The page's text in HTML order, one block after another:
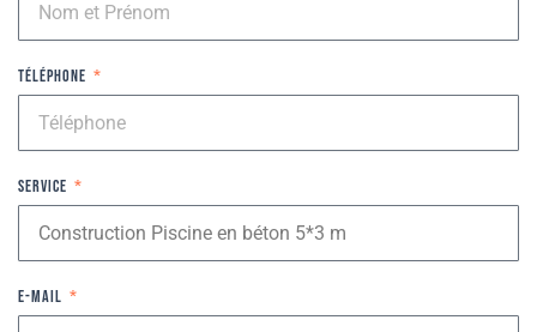
Téléphone
Service
E-mail